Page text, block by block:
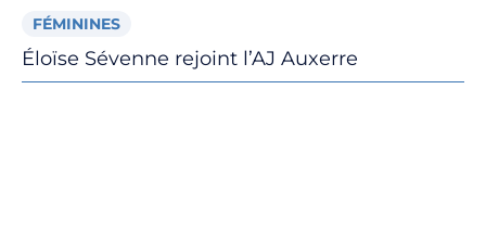
FÉMININES
Éloïse Sévenne rejoint l’AJ Auxerre